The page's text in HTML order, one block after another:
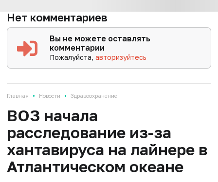
Нет комментариев
Вы не можете оставлять
комментарии
Пожалуйста,авторизуйтесь
Главная • Новости • Здравоохранение
ВОЗ начала
расследование из-за
хантавируса на лайнере в
Атлантическом океане